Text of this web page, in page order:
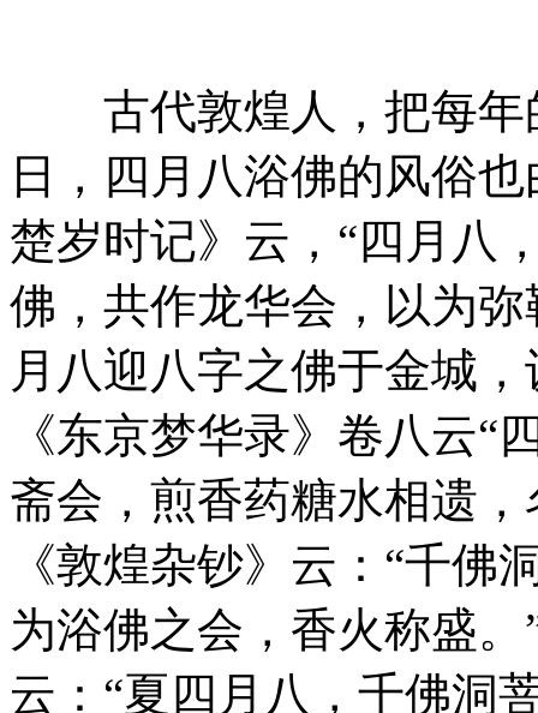
古代敦煌人，把每年
日，四月八浴佛的风俗
楚岁时记》云，“四月八
佛，共作龙华会，以为
月八迎八字之佛于金城
《东京梦华录》卷八云“
斋会，煎香药糖水相遗
《敦煌杂钞》云：“千
为浴佛之会，香火称盛
云：“夏四月八，千佛洞